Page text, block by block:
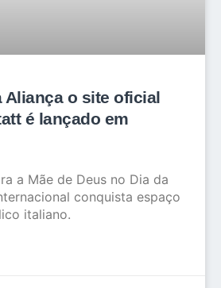
Aliança o site oficial
é lançado em
a Mãe de Deus no Dia da
conquista espaço
italiano.